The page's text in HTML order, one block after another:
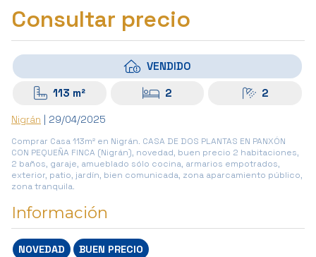
Consultar precio
VENDIDO
113 m² 2 2
Nigrán | 29/04/2025
Comprar Casa 113m² en Nigrán. CASA DE DOS PLANTAS EN PANXÓN
CON PEQUEÑA FINCA (Nigrán), novedad, buen precio 2 habitaciones,
2 baños, garaje, amueblado sólo cocina, armarios empotrados,
exterior, patio, jardín, bien comunicada, zona aparcamiento público,
zona tranquila.
Información
NOVEDAD BUEN PRECIO